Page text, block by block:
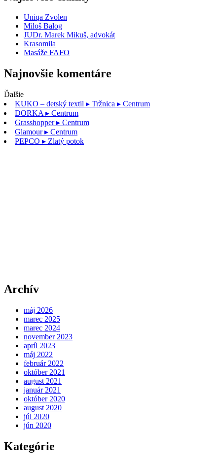
Uniqa Zvolen
Miloš Balog
JUDr. Marek Mikuš, advokát
Krasomila
Masáže FAFO
Najnovšie komentáre
Ďalšie
KUKO – detský textil ▸ Tržnica ▸ Centrum
DORKA ▸ Centrum
Grasshopper▸ Centrum
Glamour▸ Centrum
PEPCO ▸ Zlatý potok
Archív
máj 2026
marec 2025
marec 2024
november 2023
apríl 2023
máj 2022
február 2022
október 2021
august 2021
január 2021
október 2020
august 2020
júl 2020
jún 2020
Kategórie